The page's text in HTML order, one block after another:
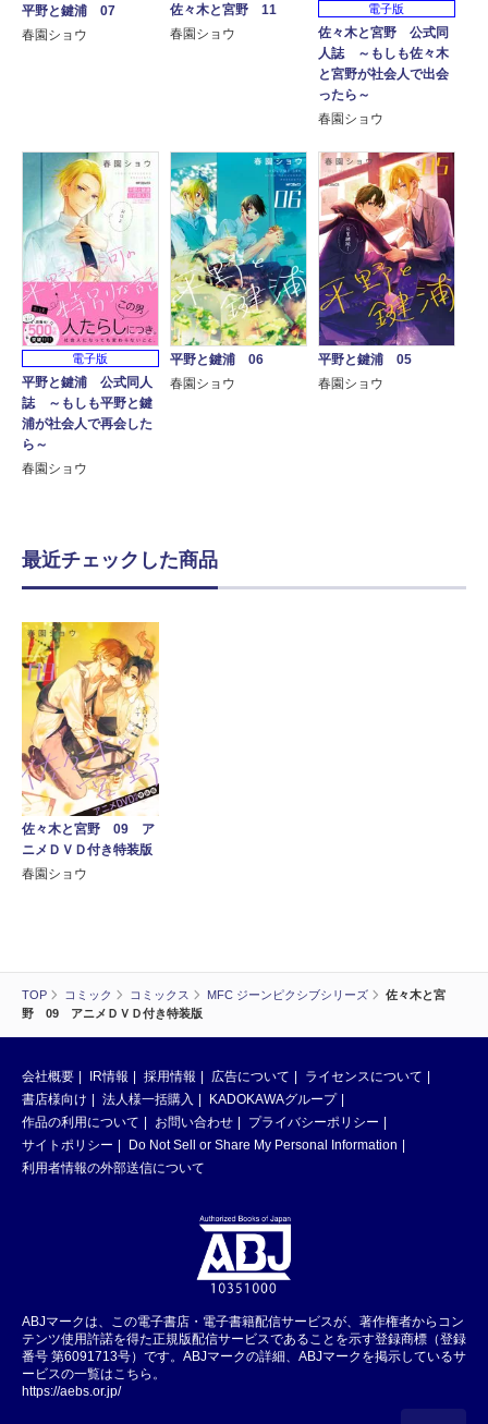
TOP コミック コミックス MFC ジーンピクシブシリーズ
佐々木と宮
野 09 アニメＤＶＤ付き特装版
平野と鍵浦 07
春園ショウ
佐々木と宮野 11
春園ショウ
電子版
佐々木と宮野 公式同
人誌 ～もしも佐々木
と宮野が社会人で出会
ったら～
春園ショウ
電子版
平野と鍵浦 公式同人
誌 ～もしも平野と鍵
浦が社会人で再会した
ら～
春園ショウ
平野と鍵浦 06
春園ショウ
平野と鍵浦 05
春園ショウ
最近チェックした商品
佐々木と宮野 09 ア
ニメＤＶＤ付き特装版
春園ショウ
会社概要 IR情報 採用情報 広告について
ライセンスについて
書店様向け
法人様一括購入
KADOKAWAグループ
作品の利用について
お問い合わせ
プライバシーポリシー
サイトポリシー
Do Not Sell or Share My Personal Information
利用者情報の外部送信について
ABJマークは、この電子書店・電子書籍配信サービスが、著作権者からコン
テンツ使用許諾を得た正規版配信サービスであることを示す登録商標（登録
番号 第6091713号）です。ABJマークの詳細、ABJマークを掲示しているサ
ービスの一覧はこちら。
https://aebs.or.jp/